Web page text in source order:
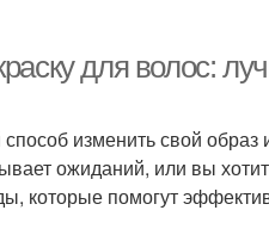
для волос:
изменить свой
ожиданий, или вы
которые помогут